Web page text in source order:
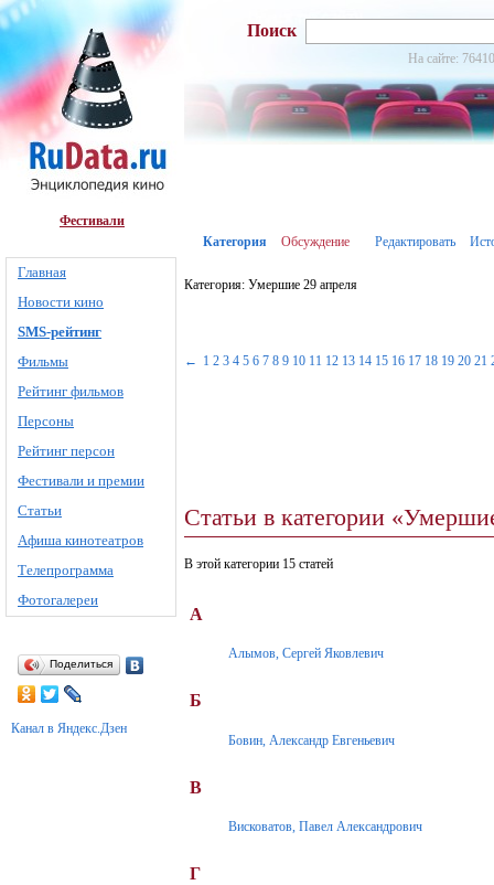
Фестивали
Главная
Новости кино
SMS-рейтинг
Фильмы
Рейтинг фильмов
Персоны
Рейтинг персон
Фестивали и премии
Статьи
Афиша кинотеатров
Телепрограмма
Фотогалереи
Поделиться
Канал в Яндекс.Дзен
Поиск
На сайте:
Категория Обсуждение Редактировать
Категория: Умершие 29 апреля
← 1 2 3 4 5 6 7 8 9 10 11 12 13 14 15 16 17 18 19 20 21
Статьи в категории
В этой категории 15 статей
А
Алымов, Сергей Яковлевич
Б
Бовин, Александр Евгеньевич
В
Висковатов, Павел Александрович
Г